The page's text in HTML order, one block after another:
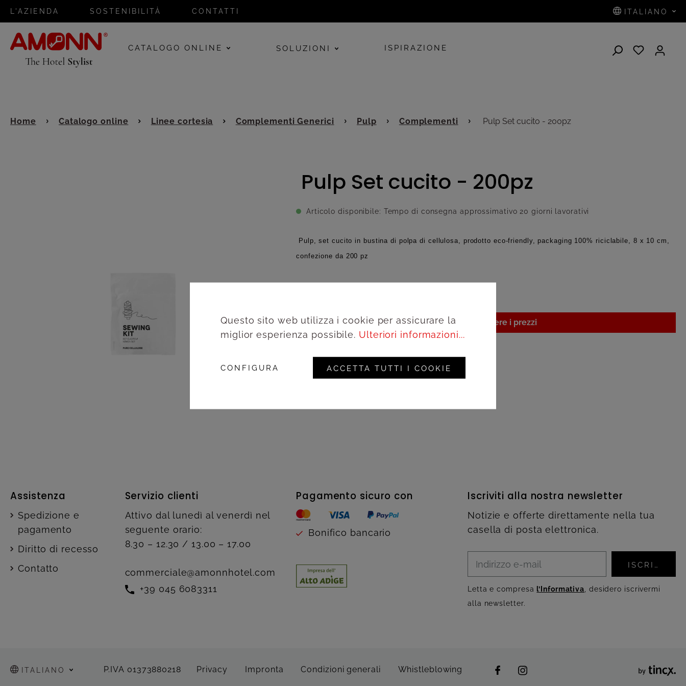
L'AZIENDA SOSTENIBILITÀ CONTATTI ITALIANO
CATALOGO ONLINE SOLUZIONI ISPIRAZIONE
Home Catalogo online Linee cortesia Complementi Generici Pulp Complementi Pulp Set cucito - 200pz
Pulp Set cucito - 200pz
Articolo disponibile: Tempo di consegna approssimativo 20 giorni lavorativi
Pulp, set cucito in bustina di polpa di cellulosa, prodotto eco-friendly, packaging 100% riciclabile, 8 x 10 cm,
confezione da 200 pz
Accedi per vedere i prezzi
Assistenza
Spedizione e
pagamento
Diritto di recesso
Contatto
Servizio clienti
Attivo dal lunedì al venerdì nel
seguente orario:
8.30 – 12.30 / 13.00 – 17.00
commerciale@amonnhotel.com
+39 045 6083311
Pagamento sicuro con
Bonifico bancario
Iscriviti alla nostra newsletter
Notizie e offerte direttamente nella tua
casella di posta elettronica.
ISCRIVITI
Letta e compresa l’Informativa , desidero iscrivermi
alla newsletter.
ITALIANO P.IVA 01373880218 Privacy Impronta Condizioni generali Whistleblowing
Questo sito web utilizza i cookie per assicurare la
miglior esperienza possibile. Ulteriori informazioni...
CONFIGURA ACCETTA TUTTI I COOKIE